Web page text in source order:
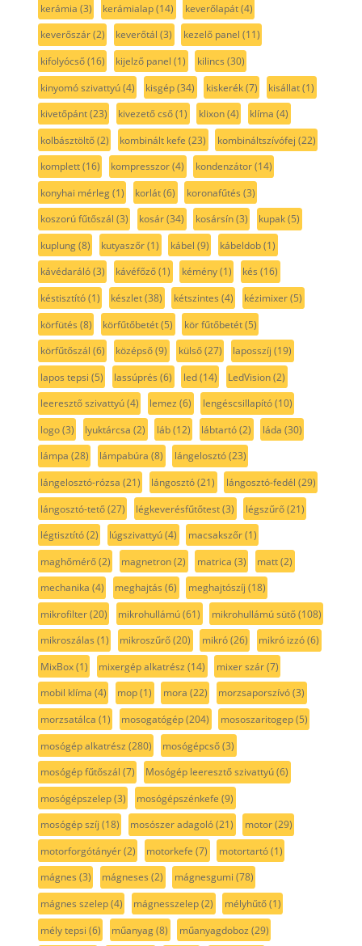
kerámia (3) kerámialap(14) keverőlapát(4)
keverőszár(2) keverőtál (3) kezelő panel (11)
kifolyócső(16) kijelző panel (1) kilincs (30)
kinyomó szivattyú(4) kisgép(34) kiskerék(7) kisállat(1)
kivetőpánt(23) kivezető cső(1) klixon(4) klíma (4)
kolbásztöltő(2) kombinált kefe (23) kombináltszívófej (22)
komplett(16) kompresszor(4) kondenzátor(14)
konyhai mérleg(1) korlát(6) koronafűtés (3)
koszorú fűtőszál (3) kosár(34) kosársín(3) kupak(5)
kuplung(8) kutyaszőr(1) kábel (9) kábeldob(1)
kávédaráló(3) kávéfőző(1) kémény(1) kés (16)
késtisztító(1) készlet(38) kétszintes (4) kézimixer(5)
körfütés (8) körfűtőbetét(5) kör fűtőbetét(5)
körfűtőszál (6) középső(9) külső(27) laposszíj (19)
lapos tepsi (5) lassúprés (6) led(14) LedVision(2)
leeresztő szivattyú(4) lemez (6) lengéscsillapító(10)
logo(3) lyuktárcsa (2) láb(12) lábtartó(2) láda (30)
lámpa (28) lámpabúra (8) lángelosztó(23)
lángelosztó-rózsa (21) lángosztó(21) lángosztó-fedél (29)
lángosztó-tető(27) légkeverésfűtőtest(3) légszűrő(21)
légtisztító(2) lúgszivattyú(4) macsakszőr(1)
maghőmérő(2) magnetron(2) matrica (3) matt(2)
mechanika (4) meghajtás (6) meghajtószíj (18)
mikrofilter(20) mikrohullámú(61) mikrohullámú sütő(108)
mikroszálas (1) mikroszűrő(20) mikró(26) mikró izzó(6)
MixBox(1) mixergép alkatrész (14) mixer szár(7)
mobil klíma (4) mop(1) mora (22) morzsaporszívó(3)
morzsatálca (1) mosogatógép(204) mososzaritogep(5)
mosógép alkatrész (280) mosógépcső(3)
mosógép fűtőszál (7) Mosógép leeresztő szivattyú(6)
mosógépszelep(3) mosógépszénkefe (9)
mosógép szíj (18) mosószer adagoló(21) motor(29)
motorforgótányér(2) motorkefe (7) motortartó(1)
mágnes (3) mágneses (2) mágnesgumi (78)
mágnes szelep(4) mágnesszelep(2) mélyhűtő(1)
mély tepsi (6) műanyag(8) műanyagdoboz (29)